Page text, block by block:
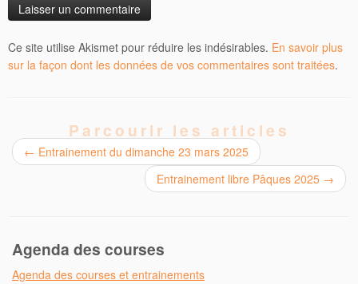
Ce site utilise Akismet pour réduire les indésirables. En savoir plus
sur la façon dont les données de vos commentaires sont traitées.
Parcourir les articles
← Entrainement du dimanche 23 mars 2025
Entrainement libre Pâques 2025 →
Agenda des courses
Agenda des courses et entrainements